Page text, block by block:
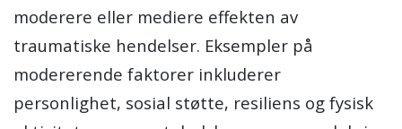
moderere eller mediere effekten av
traumatiske hendelser. Eksempler på
modererende faktorer inkluderer
personlighet, sosial støtte, resiliens og fysisk